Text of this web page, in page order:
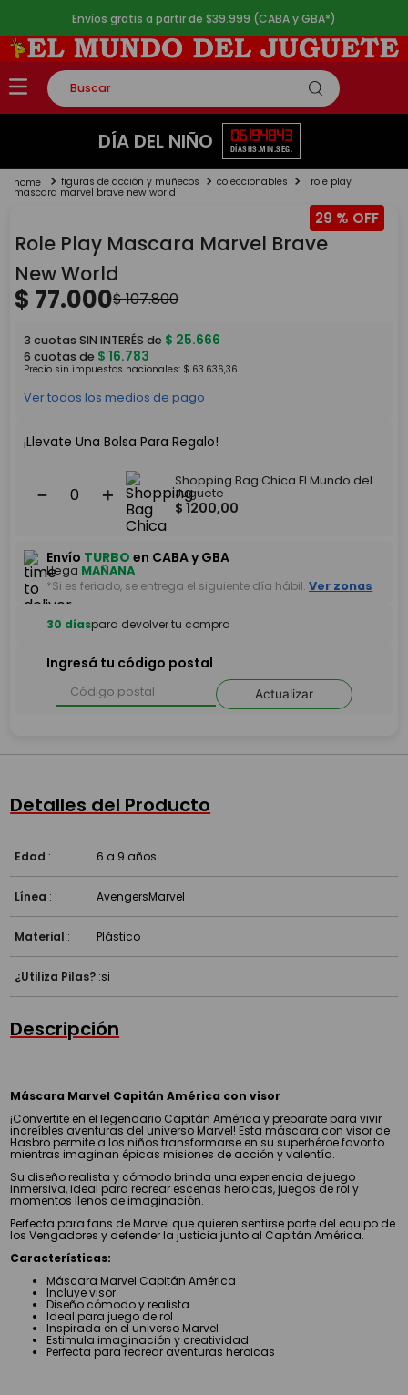
Envíos gratis a partir de $39.999 (CABA y GBA*)
Buscar
TÉRMINOS MÁS BUSCADOS
2.
lego
4.
monopatin
5. toy story
DÍA DEL NIÑO 06
DÍAS
19
HS.
48
MIN.
43
SEG.
figuras de acción y muñecos coleccionables role play
mascara marvel brave new world
29 %
Role Play Mascara Marvel Brave
New World
$ 77.000$107.800
3 cuotas SIN INTERÉS de $ 25.666
6 cuotas de $ 16.783
Precio sin impuestos nacionales: $ 63.636,36
Ver todos los medios de pago
¡Llevate Una Bolsa Para Regalo!
＋
－
Shopping Bag Chica El Mundo del
Juguete
$ 1200,00
Envío TURBO en CABA y GBA
Llega MAÑANA
*Si es feriado, se entrega el siguiente día hábil. Ver zonas
30 díaspara devolver tu compra
Ingresá tu código postal
Actualizar
Detalles del Producto
Edad : 6 a 9 años
Línea : AvengersMarvel
Material : Plástico
¿Utiliza Pilas? :si
Descripción
Máscara Marvel Capitán América con visor
¡Convertite en el legendario Capitán América y preparate para vivir
increíbles aventuras del universo Marvel! Esta máscara con visor de
Hasbro permite a los niños transformarse en su superhéroe favorito
mientras imaginan épicas misiones de acción y valentía.
Su diseño realista y cómodo brinda una experiencia de juego
inmersiva, ideal para recrear escenas heroicas, juegos de rol y
momentos llenos de imaginación.
Perfecta para fans de Marvel que quieren sentirse parte del equipo de
los Vengadores y defender la justicia junto al Capitán América.
Características:
Máscara Marvel Capitán América
Incluye visor
Diseño cómodo y realista
Ideal para juego de rol
Inspirada en el universo Marvel
Estimula imaginación y creatividad
Perfecta para recrear aventuras heroicas